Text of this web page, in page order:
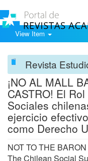
View Item
Revista
¡NO AL MALL
CASTRO! El
Sociales
ejercicio
como Derecho
NOT TO THE
The Chilean Social